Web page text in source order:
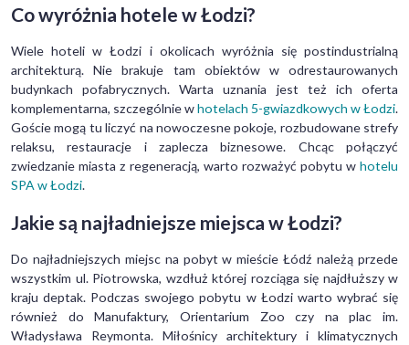
Co wyróżnia hotele w Łodzi?
Wiele hoteli w Łodzi i okolicach wyróżnia się postindustrialną
architekturą. Nie brakuje tam obiektów w odrestaurowanych
budynkach pofabrycznych. Warta uznania jest też ich oferta
komplementarna, szczególnie whotelach 5-gwiazdkowych w Łodzi.
Goście mogą tu liczyć na nowoczesne pokoje, rozbudowane strefy
relaksu, restauracje i zaplecza biznesowe. Chcąc połączyć
zwiedzanie miasta z regeneracją, warto rozważyć pobytu w hotelu
SPA w Łodzi.
Jakie są najładniejsze miejsca w Łodzi?
Do najładniejszych miejsc na pobyt w mieście Łódź należą przede
wszystkim ul. Piotrowska, wzdłuż której rozciąga się najdłuższy w
kraju deptak. Podczas swojego pobytu w Łodzi warto wybrać się
również do Manufaktury, Orientarium Zoo czy na plac im.
Władysława Reymonta. Miłośnicy architektury i klimatycznych